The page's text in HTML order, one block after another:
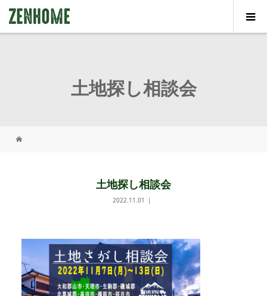
土地探し相談会
土地探し相談会
2022.11.01